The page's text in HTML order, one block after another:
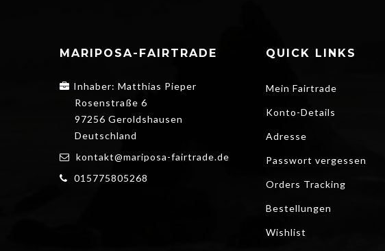
MARIPOSA-FAIRTRADE
Inhaber: Matthias Pieper
Rosenstraße 6
97256 Geroldshausen
Deutschland
kontakt@mariposa-fairtrade.de
015775805268
QUICK LINKS
Mein Fairtrade
Konto-Details
Adresse
Passwort vergessen
Orders Tracking
Bestellungen
Wishlist